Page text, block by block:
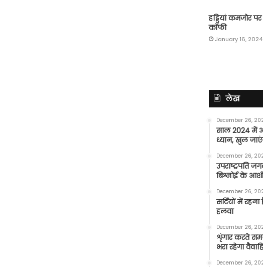
हड्डियां कमजोर
कॉफी
January 16, 2024
लेख
December 26,
साल 2024 में
ध्यान, खुल
December 26,
उपराष्ट्रपति
बिश्नोई के
December 26,
सर्दियों में
हलवा
December 26,
शृंगार करते
भरा रहेगा
December 26,